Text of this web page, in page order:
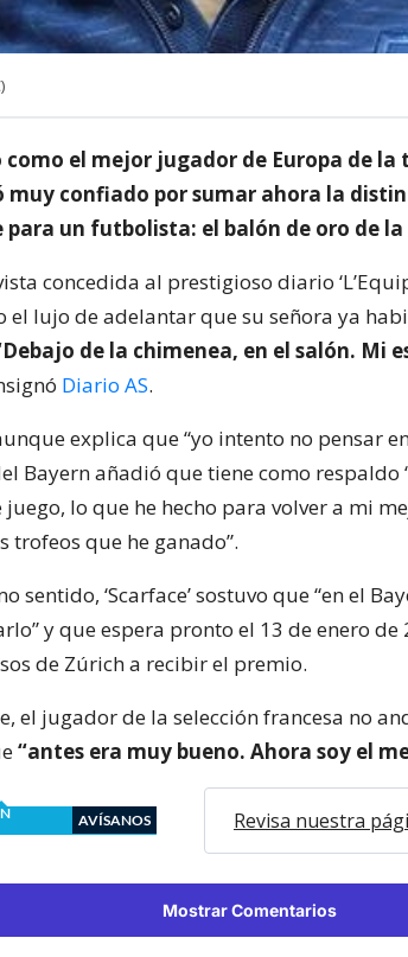
como el mejor jugador de Europa de la
muy confiado por sumar ahora la
para un futbolista: el balón de oro de la
concedida al prestigioso diario
el lujo de adelantar que su señora ya
de la chimenea, en el salón. Mi
Diario AS.
explica que “yo intento no pensar
Bayern añadió que tiene como respaldo
juego, lo que he hecho para volver a mi
trofeos que he ganado”.
sentido, ‘Scarface’ sostuvo que “en el
y que espera pronto el 13 de enero
de Zúrich a recibir el premio.
el jugador de la selección francesa no
“antes era muy bueno. Ahora soy el
AVÍSANOS Revisa nuestra
Mostrar Comentarios